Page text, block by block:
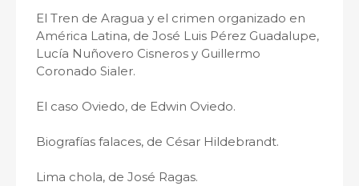
El Tren de Aragua y el crimen organizado en
América Latina, de José Luis Pérez Guadalupe,
Lucía Nuñovero Cisneros y Guillermo
Coronado Sialer.
El caso Oviedo, de Edwin Oviedo.
Biografías falaces, de César Hildebrandt.
Lima chola, de José Ragas.